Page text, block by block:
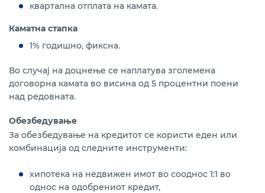
квартална отплата на камата.
Каматна стапка
1% годишно, фиксна.
Во случај на доцнење се наплатува зголемена
договорна камата во висина од 5 процентни поени
над редовната.
Обезбедување
За обезбедување на кредитот се користи еден или
комбинација од следните инструменти:
хипотека на недвижен имот во сооднос 1:1 во
однос на одобрениот кредит,